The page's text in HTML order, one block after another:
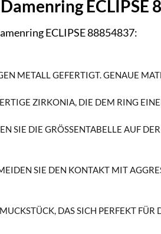
ECLIPSE
ECLIPSE 88854837:
METALL GEFERTIGT. GENAUE
ZIRKONIA, DIE DEM RING
DIE GRÖSSENTABELLE AUF DER
SIE DEN KONTAKT MIT
DAS SICH PERFEKT FÜR